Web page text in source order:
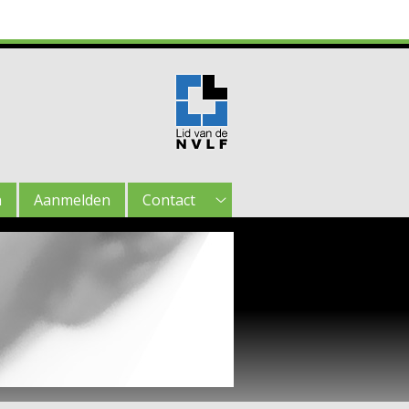
Aanmelden
Contact
Contact